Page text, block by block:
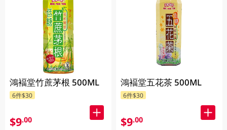
鴻褔堂竹蔗茅根 500ML
6件$30
$9.00
鴻褔堂五花茶 500ML
6件$30
$9.00